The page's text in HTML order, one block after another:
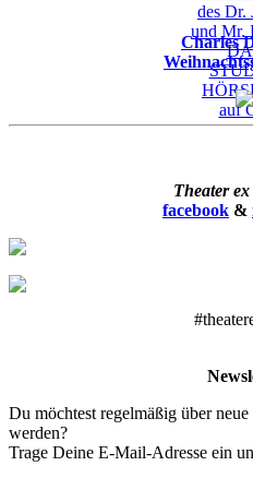
Charles
Theater
facebook &
Du möchtest regelmäßig über
werden?
Trage Deine E-Mail-Adresse ein